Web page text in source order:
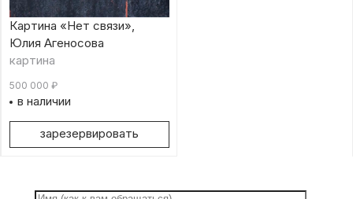
Картина «Нет связи»,
Юлия Агеносова
картина
500 000 ₽
в наличии
зарезервировать